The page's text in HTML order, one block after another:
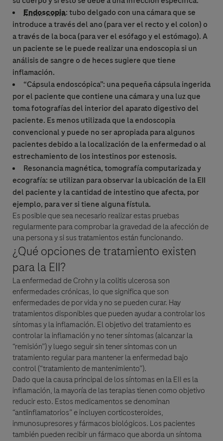
Endoscopia: tubo delgado con una cámara que se
introduce a través del ano (para ver el recto y el colon) o
a través de la boca (para ver el esófago y el estómago). A
un paciente se le puede realizar unaendoscopiasi un
análisis de sangre o de heces sugiere que tiene
inflamación.
“Cápsula endoscópica”: una pequeña cápsula ingerida
por el paciente que contiene una cámara y una luz que
toma fotografías del interior del aparato digestivo del
paciente. Es menos utilizada que laendoscopia
convencional y puede no ser apropiada para algunos
pacientes debido a la localización de la enfermedad o al
estrechamiento de los intestinos porestenosis.
Resonancia magnética, tomografía computarizada y
ecografía: se utilizan para observar la ubicación de la EII
del paciente y la cantidad de intestino que afecta, por
ejemplo, para ver si tiene alguna fístula.
Es posible que sea necesario realizar estas pruebas
regularmente para comprobar la gravedad de la afección de
una persona y si sus tratamientos están funcionando.
¿Qué opciones de tratamiento existen
para la EII?
Laenfermedad de Crohny la colitis ulcerosa son
enfermedades crónicas, lo que significa que son
enfermedades de por vida y no se pueden curar. Hay
tratamientos disponibles que pueden ayudar a controlar los
síntomas y la inflamación. El objetivo del tratamiento es
controlar la inflamación y no tener síntomas (alcanzar la
“remisión”) y luego seguir sin tener síntomas con un
tratamiento regular para mantener la enfermedad bajo
control (“tratamiento de mantenimiento”).
Dado que la causa principal de los síntomas en la EII es la
inflamación, la mayoría de las terapias tienen como objetivo
reducir esto. Estos medicamentos se denominan
“antiinflamatorios” e incluyen corticosteroides,
inmunosupresores y fármacos biológicos. Los pacientes
también pueden recibir un fármaco que aborda un síntoma